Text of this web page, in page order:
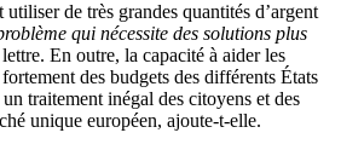
de très grandes quantités d’argent
qui nécessite des solutions plus
En outre, la capacité à aider les
des budgets des différents États
traitement inégal des citoyens et des
unique européen, ajoute-t-elle.